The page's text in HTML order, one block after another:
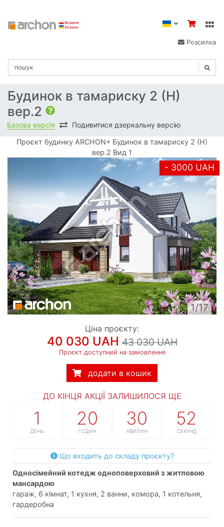
Розсилка
Будинок в тамариску 2 (Н)
вер.2
Базова версія Подивитися дзеркальну версію
Проєкт будинку ARCHON+ Будинок в тамариску 2 (Н)
вер.2 Вид 1
- 3000 UAH
1/17
Ціна проєкту:
40 030 UAH43 030 UAH
Проєкт доступний на замовлення
додати в кошик
ДО КІНЦЯ АКЦІЇ ЗАЛИШИЛОСЯ ЩЕ
1
ДЕНЬ
20
ГОДИН
30
ХВИЛИН
51
СЕКУНД
Що входить до складу проєкту?
односімейний котедж одноповерховий з житловою
мансардою
гараж, 6 кімнат, 1 кухня, 2 ванни, комора, 1 котельня,
гардеробна